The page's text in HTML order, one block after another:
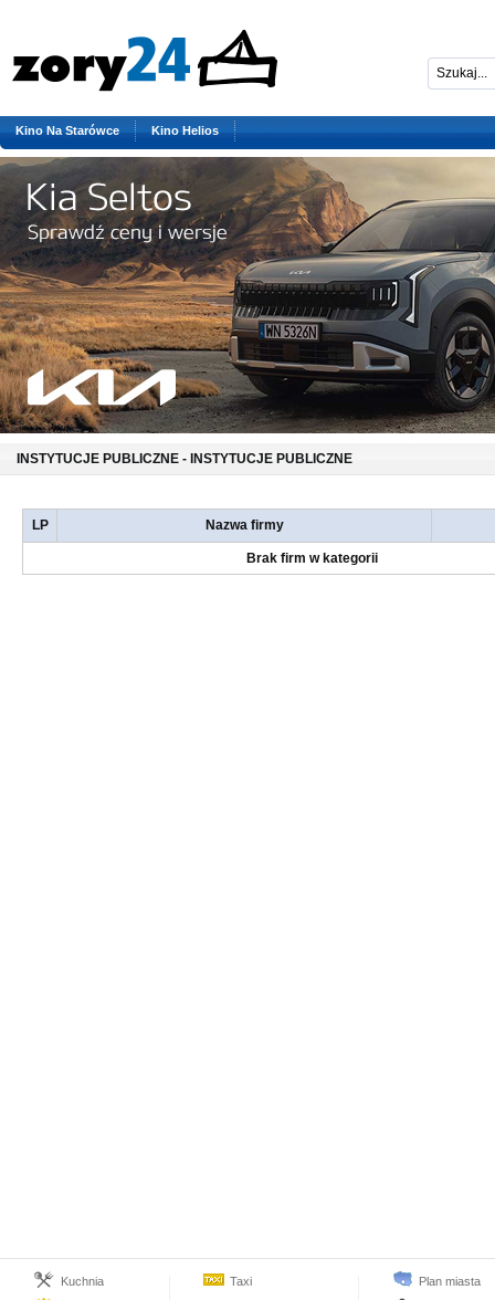
Kino Na Starówce Kino Helios
INSTYTUCJE PUBLICZNE - INSTYTUCJE PUBLICZNE
LP Nazwa firmy
Brak firm w kategorii
Kuchnia
Taxi
Plan miasta